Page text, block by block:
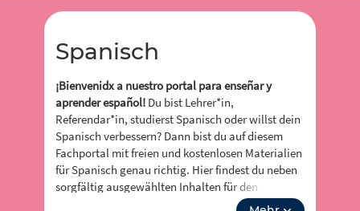
Spanisch
¡Bienvenidx a nuestro portal para enseñar y
aprender español!Du bist Lehrer*in,
Referendar*in, studierst Spanisch oder willst dein
Spanisch verbessern? Dann bist du auf diesem
Fachportal mit freien und kostenlosen Materialien
für Spanisch genau richtig. Hier findest du neben
sorgfältig ausgewählten Inhalten für den
Präsenzunterricht, den Online-Unterricht oder das